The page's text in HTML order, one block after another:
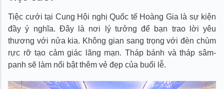
Tiệc cưới tại Cung Hội nghị Quốc tế Hoàng Gia là sự kiện
đầy ý nghĩa. Đây là nơi lý tưởng để bạn trao lời yêu
thương với nửa kia. Không gian sang trọng với đèn chùm
rực rỡ tạo cảm giác lãng mạn. Tháp bánh và tháp sâm-
panh sẽ làm nổi bật thêm vẻ đẹp của buổi lễ.